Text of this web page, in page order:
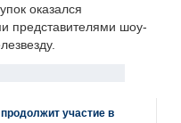
оказался
представителями шоу-
участие в